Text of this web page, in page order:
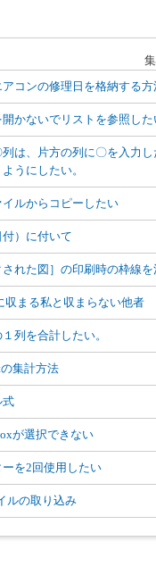
アコンの修理日を格納する方
開かないでリストを参照した
列は、片方の列に〇を入力
うにしたい。
ルからコピーしたい
）に付いて
された図］の印刷時の枠線
収まる私と収まらない他者
列を合計したい。
集計方法
式
が選択できない
ーを2回使用したい
ルの取り込み